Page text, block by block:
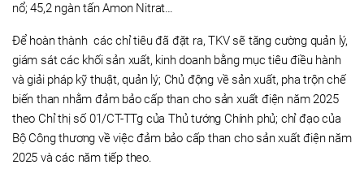
nổ; 45,2 ngàn tấn Amon Nitrat…
Để hoàn thành các chỉ tiêu đã đặt ra, TKV sẽ tăng cường quản lý,
giám sát các khối sản xuất, kinh doanh bằng mục tiêu điều hành
và giải pháp kỹ thuật, quản lý; Chủ động về sản xuất, pha trộn chế
biến than nhằm đảm bảo cấp than cho sản xuất điện năm 2025
theo Chỉ thị số 01/CT-TTg của Thủ tướng Chính phủ; chỉ đạo của
Bộ Công thương về việc đảm bảo cấp than cho sản xuất điện năm
2025 và các năm tiếp theo.